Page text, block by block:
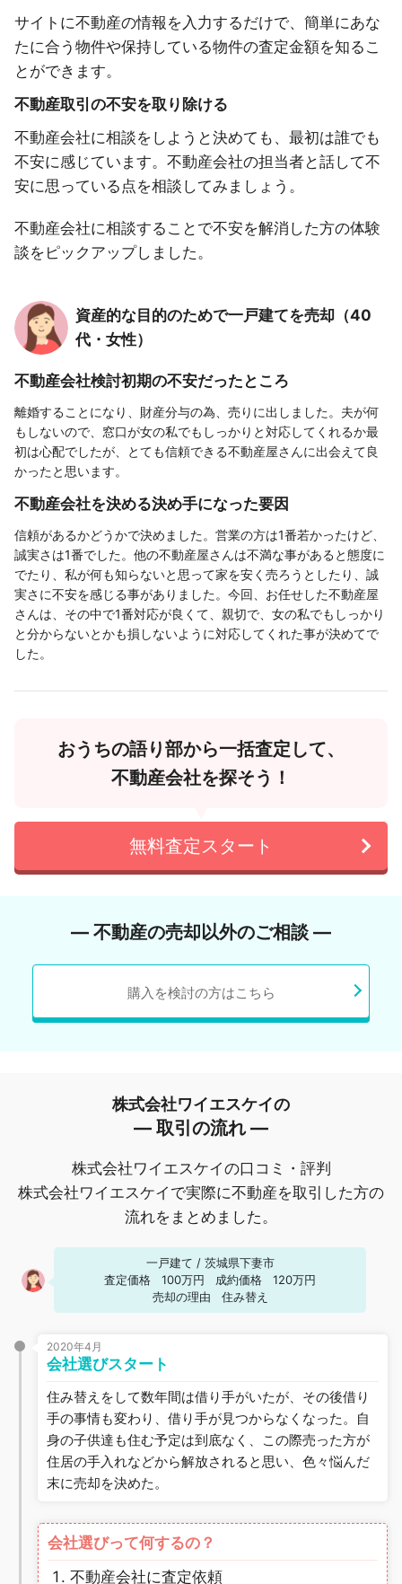
サイトに不動産の情報を入力するだけで、簡単にあな
たに合う物件や保持している物件の査定金額を知るこ
とができます。
不動産取引の不安を取り除ける
不動産会社に相談をしようと決めても、最初は誰でも
不安に感じています。不動産会社の担当者と話して不
安に思っている点を相談してみましょう。
不動産会社に相談することで不安を解消した方の体験
談をピックアップしました。
資産的な目的のためで一戸建てを売却（40
代・女性）
不動産会社検討初期の不安だったところ
離婚することになり、財産分与の為、売りに出しました。夫が何
もしないので、窓口が女の私でもしっかりと対応してくれるか最
初は心配でしたが、とても信頼できる不動産屋さんに出会えて良
かったと思います。
不動産会社を決める決め手になった要因
信頼があるかどうかで決めました。営業の方は1番若かったけど、
誠実さは1番でした。他の不動産屋さんは不満な事があると態度に
でたり、私が何も知らないと思って家を安く売ろうとしたり、誠
実さに不安を感じる事がありました。今回、お任せした不動産屋
さんは、その中で1番対応が良くて、親切で、女の私でもしっかり
と分からないとかも損しないように対応してくれた事が決めてで
した。
おうちの語り部から一括査定して、
不動産会社を探そう！
無料査定スタート
― 不動産の売却以外のご相談 ―
購入を検討の方はこちら
株式会社ワイエスケイの
― 取引の流れ ―
株式会社ワイエスケイの口コミ・評判
株式会社ワイエスケイで実際に不動産を取引した方の
流れをまとめました。
一戸建て / 茨城県下妻市
査定価格
100万円 成約価格
120万円
売却の理由
住み替え
2020年4月
会社選びスタート
住み替えをして数年間は借り手がいたが、その後借り
手の事情も変わり、借り手が見つからなくなった。自
身の子供達も住む予定は到底なく、この際売った方が
住居の手入れなどから解放されると思い、色々悩んだ
末に売却を決めた。
会社選びって何するの？
不動産会社に査定依頼